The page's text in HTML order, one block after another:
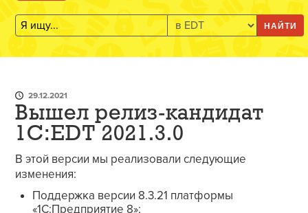
НАЙТИ
29.12.2021
Вышел релиз-кандидат
1C:EDT 2021.3.0
В этой версии мы реализовали следующие
изменения:
Поддержка версии 8.3.21 платформы
«1С:Предприятие 8»;